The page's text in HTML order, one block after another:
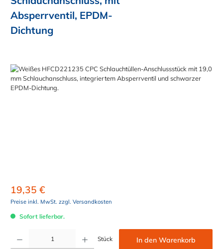
Absperrventil, EPDM-
Dichtung
Bildergalerie überspringen
19,35 €
Preise inkl. MwSt. zzgl. Versandkosten
Sofort lieferbar.
Stück In den Warenkorb